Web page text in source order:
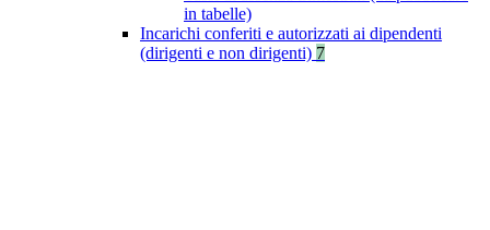
in tabelle)
Incarichi conferiti e autorizzati ai dipendenti
(dirigenti e non dirigenti) 7